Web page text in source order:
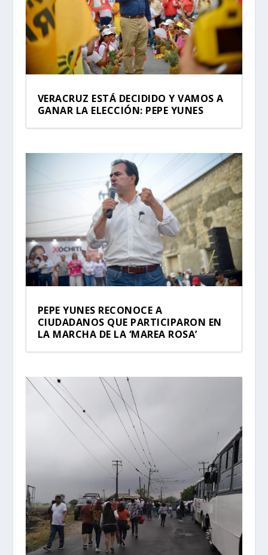
VERACRUZ ESTÁ DECIDIDO Y VAMOS A
GANAR LA ELECCIÓN: PEPE YUNES
PEPE YUNES RECONOCE A
CIUDADANOS QUE PARTICIPARON EN
LA MARCHA DE LA ‘MAREA ROSA’